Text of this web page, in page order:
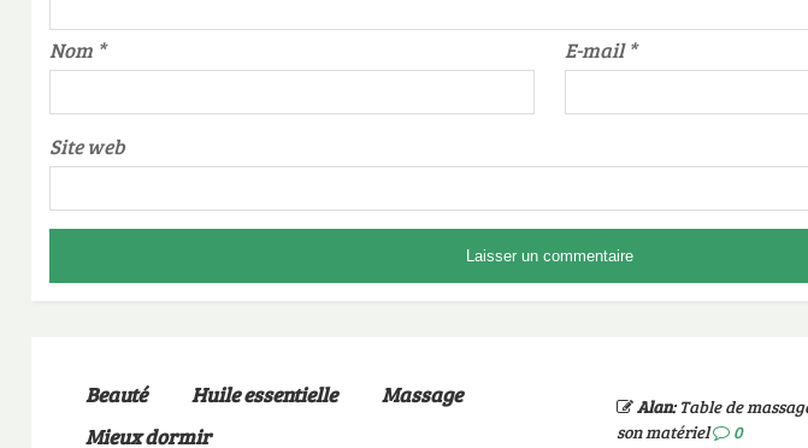
Nom * E-mail*
Site web
Beauté Huile essentielle
Massage
Mieux dormir
Alan: Table de
son matériel
0